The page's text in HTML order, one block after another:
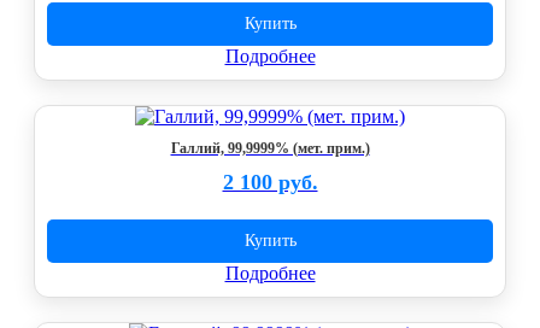
Купить
Подробнее
Галлий, 99,9999% (мет. прим.)
2 100 руб.
Купить
Подробнее